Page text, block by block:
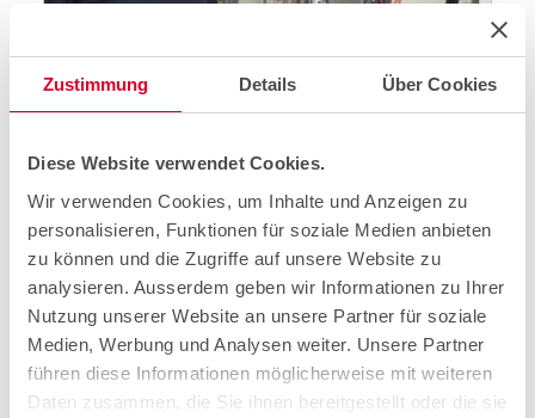
Zustimmung Details Über Cookies
Diese Website verwendet Cookies.
Wir verwenden Cookies, um Inhalte und Anzeigen zu
personalisieren, Funktionen für soziale Medien anbieten
zu können und die Zugriffe auf unsere Website zu
analysieren. Ausserdem geben wir Informationen zu Ihrer
Nutzung unserer Website an unsere Partner für soziale
Medien, Werbung und Analysen weiter. Unsere Partner
führen diese Informationen möglicherweise mit weiteren
Daten zusammen, die Sie ihnen bereitgestellt oder die sie
cablex baut die neue Datenautobahn
Systempartner.
SHARE
von Martina Strazzer